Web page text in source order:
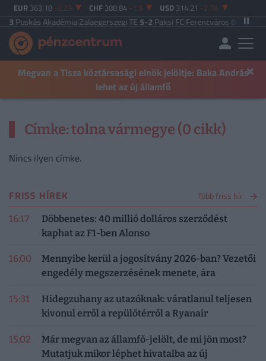
EUR 363.18 -2.23 CHF 388.84 -1.5 USD 314.21 -2.76
Puskás Akadémia|Zalaegerszegi TE5-2Paksi FC|Ferencváros0-0 Vasas
Megvan a Tisza köztársasági elnök jelöltje: Baka András
lehet az új államfő
×
Címke: tolna vármegye (0 cikk)
Nincs ilyen címke.
FRISS HÍREK Több friss hír
16:17
Döbbenetes: 40 millió dolláros szerződést
kaphat az F1-ben Alonso
16:00
Mennyibe kerül a jogosítvány 2026-ban? Vezetői
engedély megszerzésének menete, ára
15:31
Hidegzuhany az utazóknak: váratlanul teljesen
kivonul erről a repülőtérről a Ryanair
15:02
Már megvan az államfő-jelölt, de mi jön most?
Mutatjuk mikor léphet hivatalba az új